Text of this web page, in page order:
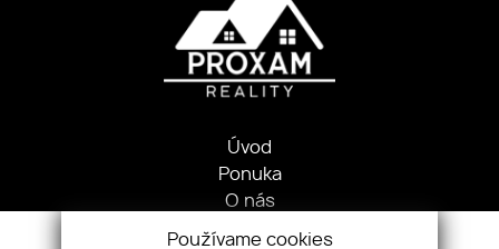
Úvod
Ponuka
O nás
Pobočky
Používame cookies